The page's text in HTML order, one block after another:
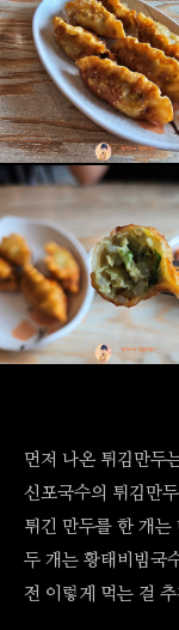
먼저 나온 튀김만두
신포국수의 튀김만
튀긴 만두를 한 개
두 개는 황태비빔국
전 이렇게 먹는 걸